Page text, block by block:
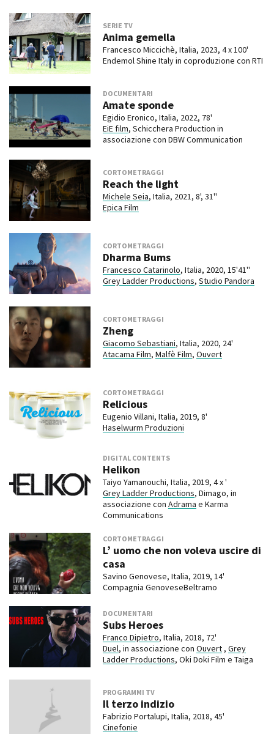
SERIE TV
Anima gemella
Francesco Miccichè, Italia, 2023, 4 x 100'
Endemol Shine Italy in coproduzione con RTI
DOCUMENTARI
Amate sponde
Egidio Eronico, Italia, 2022, 78'
EiE film, Schicchera Production in
associazione con DBW Communication
CORTOMETRAGGI
Reach the light
Michele Seia, Italia, 2021, 8', 31''
Epica Film
CORTOMETRAGGI
Dharma Bums
Francesco Catarinolo, Italia, 2020, 15'41''
Grey Ladder Productions, Studio Pandora
CORTOMETRAGGI
Zheng
Giacomo Sebastiani, Italia, 2020, 24'
Atacama Film, Malfè Film, Ouvert
CORTOMETRAGGI
Relicious
Eugenio Villani, Italia, 2019, 8'
Haselwurm Produzioni
DIGITAL CONTENTS
Helikon
Taiyo Yamanouchi, Italia, 2019, 4 x '
Grey Ladder Productions, Dimago, in
associazione con Adrama e Karma
Communications
CORTOMETRAGGI
L’ uomo che non voleva uscire di
casa
Savino Genovese, Italia, 2019, 14'
Compagnia GenoveseBeltramo
DOCUMENTARI
Subs Heroes
Franco Dipietro, Italia, 2018, 72'
Duel, in associazione con Ouvert, Grey
Ladder Productions, Oki Doki Film e Taiga
PROGRAMMI TV
Il terzo indizio
Fabrizio Portalupi, Italia, 2018, 45'
Cinefonie